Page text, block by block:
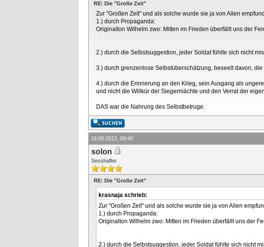
RE: Die "Große Zeit"
Zur "Großen Zeit" und als solche wurde sie ja von Allen
1.) durch Propaganda:
Originalton Wilhelm zwo: Mitten im Frieden überfällt uns der
2.) durch die Selbstsuggestion, jeder Soldat fühlte sich nicht
3.) durch grenzenlose Selbstüberschätzung, beseelt davon,
4.) durch die Erinnerung an den Krieg, sein Ausgang als
und nicht die Willkür der Siegermächte und den Verrat der
DAS war die Nahrung des Selbstbetruge.
19.09.2012, 09:40
solon
Sesshafter
RE: Die "Große Zeit"
krasnaja schrieb:
Zur "Großen Zeit" und als solche wurde sie ja von Allen
1.) durch Propaganda:
Originalton Wilhelm zwo: Mitten im Frieden überfällt uns der
2.) durch die Selbstsuggestion, jeder Soldat fühlte sich nicht